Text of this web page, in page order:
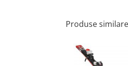
Produse similare